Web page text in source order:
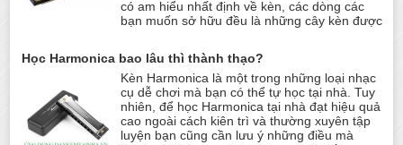
có am hiểu nhất định về kèn, các dòng các
bạn muốn sở hữu đều là những cây kèn được
Học Harmonica bao lâu thì thành thạo?
Kèn Harmonica là một trong những loại nhạc
cụ dễ chơi mà bạn có thể tự học tại nhà. Tuy
nhiên, để học Harmonica tại nhà đạt hiệu quả
cao ngoài cách kiên trì và thường xuyên tập
luyện bạn cũng cần lưu ý những điều mà